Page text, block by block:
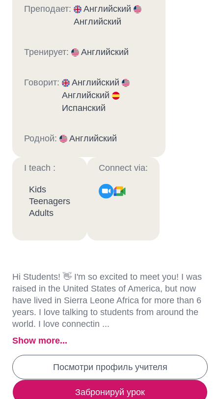
Преподает:
Английский
Английский
Тренирует: Английский
Говорит:
Английский
Английский
Испанский
Родной: Английский
I teach :
Kids
Teenagers
Adults
Connect via:
Hi Students! 👋 I'm so excited to meet you! I was
raised in the United States of America, but now
have lived in Sierra Leone Africa for more than 6
years. I love talking to students from around the
world. I love connectin ...
Show more...
Посмотри профиль учителя
Забронируй урок